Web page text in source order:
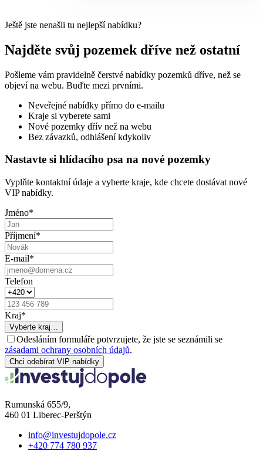
Ještě jste nenašli tu nejlepší nabídku?
Najděte svůj pozemek dříve než ostatní
Pošleme vám pravidelně čerstvé nabídky pozemků dříve, než se
objeví na webu. Buďte mezi prvními.
Neveřejné nabídky přímo do e-mailu
Kraje si vyberete sami
Nové pozemky dřív než na webu
Bez závazků, odhlášení kdykoliv
Nastavte si hlídacího psa na nové pozemky
Vyplňte kontaktní údaje a vyberte kraje, kde chcete dostávat nové
VIP nabídky.
Jméno*
Příjmení*
E-mail*
Telefon
Kraj*
Vyberte kraj…
Odesláním formuláře potvrzujete, že jste se seznámili se
zásadami ochrany osobních údajů.
Chci odebírat VIP nabídky
Rumunská 655/9,
460 01 Liberec-Perštýn
info@investujdopole.cz
+420 774 780 937